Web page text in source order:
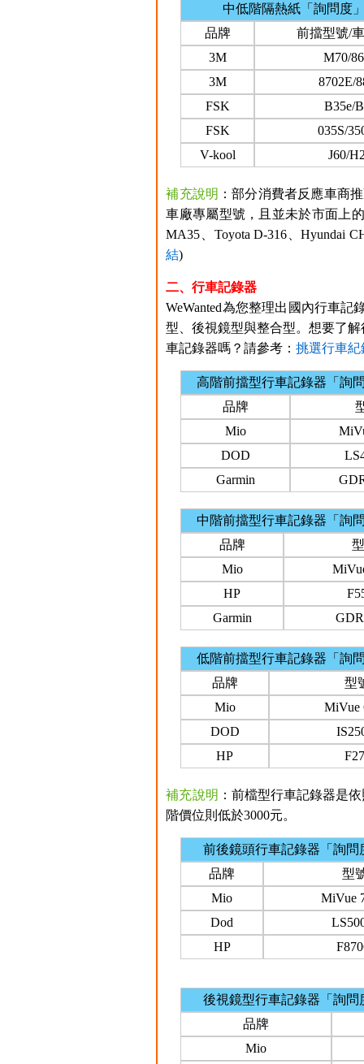
中低階隔熱紙「詢問度
品牌
前擋型號/
3M
M70/
3M
8702E/
FSK
B35e/
FSK
035S/
V-kool
J60/
補充說明 ：部分消費者反應車商
車廠專屬型號，且並未於市面上
MA35、Toyota D-316、Hyundai
結)
二、行車記錄器
WeWanted為您整理出國內行車
型、後視鏡型與整合型。想要了
車記錄器嗎？請參考：挑選行車
高階前擋型行車記錄器「詢
品牌
Mio
DOD
Garmin
中階前擋型行車記錄器「詢
品牌
Mio
HP
Garmin
低階前擋型行車記錄器「詢
品牌
型
Mio
MiVue
DOD
HP
補充說明 ：前檔型行車記錄器是
階價位則低於3000元。
前後鏡頭行車記錄器「詢問
品牌
型
Mio
MiVue
Dod
HP
後視鏡型行車記錄器「詢問
品牌
Mio